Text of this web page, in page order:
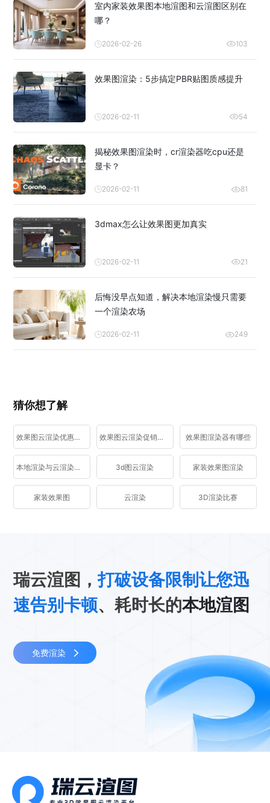
室内家装效果图本地渲图和云渲图区别在
哪？
2026-02-26 103
效果图渲染：5步搞定PBR贴图质感提升
2026-02-11 54
揭秘效果图渲染时，cr渲染器吃cpu还是
显卡？
2026-02-11 81
3dmax怎么让效果图更加真实
2026-02-11 21
后悔没早点知道，解决本地渲染慢只需要
一个渲染农场
2026-02-11 249
猜你想了解
效果图云渲染优惠活动 效果图云渲染促销活动 效果图渲染器有哪些
本地渲染与云渲染区别 3d图云渲染 家装效果图渲染
家装效果图 云渲染 3D渲染比赛
瑞云渲图，打破设备限制让您迅
速告别卡顿、耗时长的本地渲图
免费渲染